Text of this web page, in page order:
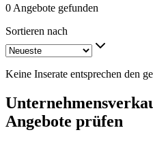
0 Angebote gefunden
Sortieren nach
Keine Inserate entsprechen den
Angebote prüfen